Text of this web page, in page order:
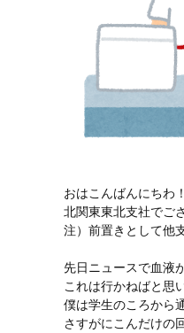
おはこんばんにちわ！
北関東東北支社でご
注）前置きとして他
先日ニュースで血液
これは行かねばと思
僕は学生のころから
さすがにこんだけの